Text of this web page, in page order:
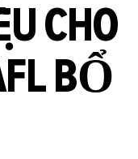
CHO
BỔ